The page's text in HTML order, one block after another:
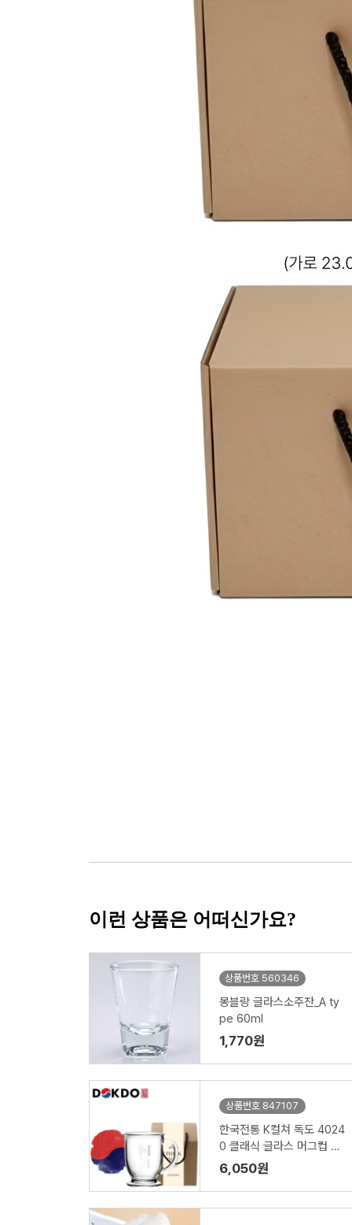
이런 상품은 어떠신가요?
상품번호 560346
몽블랑 글라스소주잔_A ty
pe 60ml
1,770원
상품번호 847107
한국전통 K컬쳐 독도 4024
0 클래식 글라스 머그컵 44
0ml 1P 기프팅
6,050원